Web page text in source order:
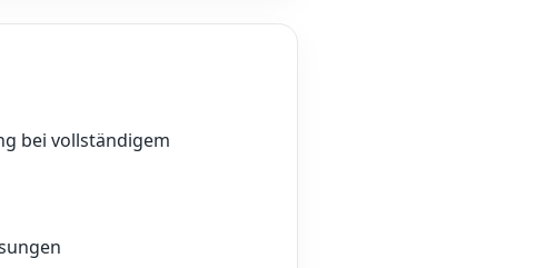
bei vollständigem